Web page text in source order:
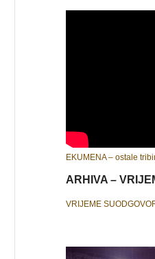
EKUMENA – ostale
ARHIVA –
VRIJEME